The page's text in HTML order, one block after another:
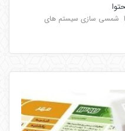
شمسی سازی سیستم های